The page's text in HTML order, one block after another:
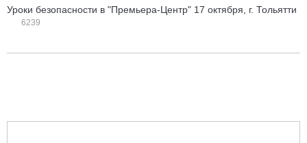
Уроки безопасности в "Премьера-Центр" 17 октября, г. Тольятти
6239